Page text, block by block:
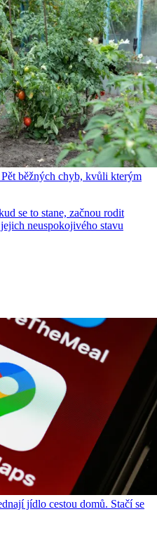
běžných chyb, kvůli kterým
se to stane, začnou rodit
neuspokojivého stavu
jídlo cestou domů. Stačí se